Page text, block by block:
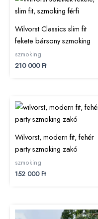
Wilvorst Classics slim fit
fekete bársony szmoking
szmoking
210 000Ft
Wilvorst, modern fit, fehér
party szmoking zakó
szmoking
152 000Ft